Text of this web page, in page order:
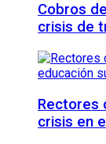
Cobros
crisis de
Rectores
crisis en